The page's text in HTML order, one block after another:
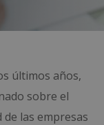
últimos años,
sobre el
las empresas